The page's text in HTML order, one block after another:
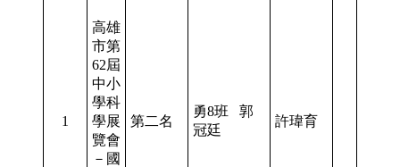
1
高雄
市第
62屆
中小
學科
學展
覽會
－國
第二名
勇8班 郭
冠廷
許瑋育